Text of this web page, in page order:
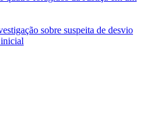
sobre suspeita de desvio